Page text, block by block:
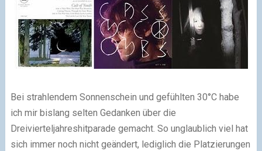
Bei strahlendem Sonnenschein und gefühlten 30°C habe
ich mir bislang selten Gedanken über die
Dreivierteljahreshitparade gemacht. So unglaublich viel hat
sich immer noch nicht geändert, lediglich die Platzierungen